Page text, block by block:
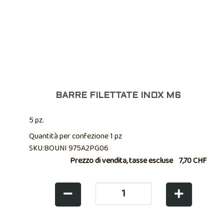
BARRE FILETTATE INOX M6
5 pz.
Quantità per confezione 1 pz
SKU:BOUNI 975A2PG06
Prezzo di vendita, tasse escluse 7,70 CHF